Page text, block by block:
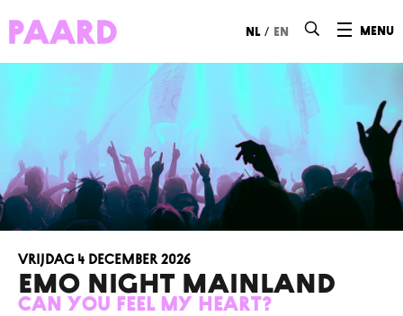
menu
nl / en
EMO NIGHT MAINLAND
Can you feel my heart?
vrijdag 4 december 2026